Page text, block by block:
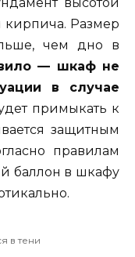
кирпича. Размер
чем дно в
— шкаф не
в случае
примыкать к
защитным
правилам
баллон в шкафу
в тени